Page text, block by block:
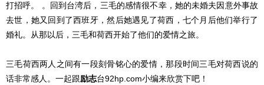
打招呼。 。回到台湾后，三毛的感情很不幸，她的未婚夫因意外事故
去世，她又回到了西班牙，然后她遇见了荷西，七个月后他们举行了
婚礼。从那以后，三毛和荷西开始了他们的爱情之旅。
三毛荷西两人之间有一段刻骨铭心的爱情，那段时间三毛对荷西说的
话非常感人。一起跟励志台92hp.com小编来欣赏下吧！